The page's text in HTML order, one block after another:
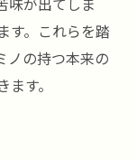
す。これらを踏
ノの持つ本来の
す。